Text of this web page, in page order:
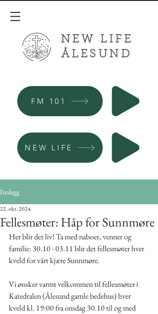
NEW LIFE
ÅLESUND
FM 101
NEW LIFE
Innlegg
Fellesmøter: Håp for Sunnmøre
22. okt. 2024
Her blir det liv! Ta med naboer, venner og
familie: 30.10 - 03.11 blir det fellesmøter hver
kveld for vårt kjære Sunnmøre.
Vi ønsker varmt velkommen til fellesmøter i
Katedralen (Ålesund gamle bedehus) hver
kveld kl. 19:00 fra onsdag 30.10 til og med